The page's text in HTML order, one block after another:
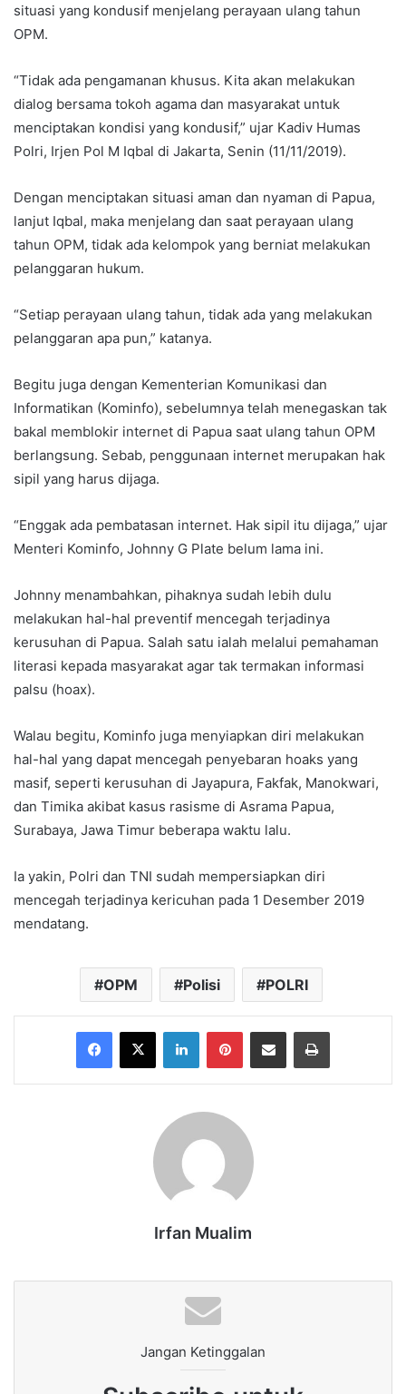
situasi yang kondusif menjelang perayaan ulang tahun
OPM.
“Tidak ada pengamanan khusus. Kita akan melakukan
dialog bersama tokoh agama dan masyarakat untuk
menciptakan kondisi yang kondusif,” ujar Kadiv Humas
Polri, Irjen Pol M Iqbal di Jakarta, Senin (11/11/2019).
Dengan menciptakan situasi aman dan nyaman di Papua,
lanjut Iqbal, maka menjelang dan saat perayaan ulang
tahun OPM, tidak ada kelompok yang berniat melakukan
pelanggaran hukum.
“Setiap perayaan ulang tahun, tidak ada yang melakukan
pelanggaran apa pun,” katanya.
Begitu juga dengan Kementerian Komunikasi dan
Informatikan (Kominfo), sebelumnya telah menegaskan tak
bakal memblokir internet di Papua saat ulang tahun OPM
berlangsung. Sebab, penggunaan internet merupakan hak
sipil yang harus dijaga.
“Enggak ada pembatasan internet. Hak sipil itu dijaga,” ujar
Menteri Kominfo, Johnny G Plate belum lama ini.
Johnny menambahkan, pihaknya sudah lebih dulu
melakukan hal-hal preventif mencegah terjadinya
kerusuhan di Papua. Salah satu ialah melalui pemahaman
literasi kepada masyarakat agar tak termakan informasi
palsu (hoax).
Walau begitu, Kominfo juga menyiapkan diri melakukan
hal-hal yang dapat mencegah penyebaran hoaks yang
masif, seperti kerusuhan di Jayapura, Fakfak, Manokwari,
dan Timika akibat kasus rasisme di Asrama Papua,
Surabaya, Jawa Timur beberapa waktu lalu.
Ia yakin, Polri dan TNI sudah mempersiapkan diri
mencegah terjadinya kericuhan pada 1 Desember 2019
mendatang.
OPM Polisi POLRI
Facebook
X LinkedInPinterestShare via Email Print
Irfan Mualim
Jangan Ketinggalan